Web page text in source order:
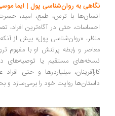
به روان‌شناسی پول | ایما موسی‌زاده
با ترس، طمع، امید، حسرت و
حتی در آگاه‌ترین افراد،
«روان‌شناسی پول» بیش از آنکه درباره
و رابطه پرتنش او با مفهوم ثروت و
مستقیم یا توصیه‌های دستوری،
میلیاردرها و حتی افراد
روایت خود را برمی‌سازد و بحث را